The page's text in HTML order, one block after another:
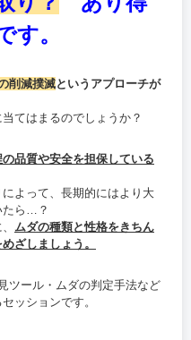
す。
削減撲滅というアプローチが
てはまるのでしょうか？
品質や安全を担保している
よって、長期的にはより大
たら…？
ムダの種類と性格をきちん
ざしましょう。
ツール・ムダの判定手法など
ッションです。